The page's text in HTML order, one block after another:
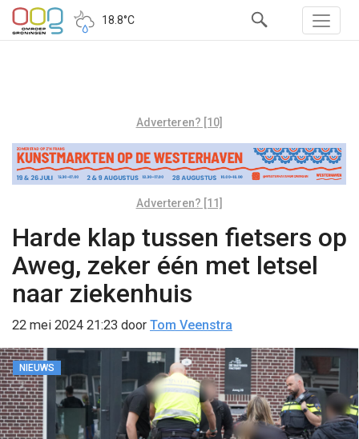
18.8°C
Adverteren? [10]
Adverteren? [11]
Harde klap tussen fietsers op
Aweg, zeker één met letsel
naar ziekenhuis
22 mei 2024 21:23 door Tom Veenstra
NIEUWS